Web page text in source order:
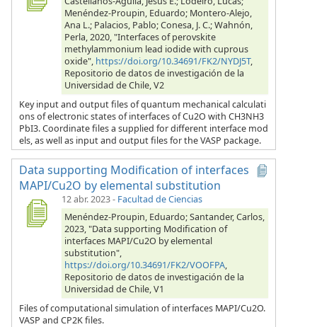
Menéndez-Proupin, Eduardo; Montero-Alejo,
Ana L.; Palacios, Pablo; Conesa, J. C.; Wahnón,
Perla, 2020, "Interfaces of perovskite
methylammonium lead iodide with cuprous
oxide", https://doi.org/10.34691/FK2/NYDJ5T,
Repositorio de datos de investigación de la
Universidad de Chile, V2
Key input and output files of quantum mechanical calculati
ons of electronic states of interfaces of Cu2O with CH3NH3
PbI3. Coordinate files a supplied for different interface mod
els, as well as input and output files for the VASP package.
Data supporting Modification of interfaces
MAPI/Cu2O by elemental substitution
12 abr. 2023- Facultad de Ciencias
Menéndez-Proupin, Eduardo; Santander, Carlos,
2023, "Data supporting Modification of
interfaces MAPI/Cu2O by elemental
substitution",
https://doi.org/10.34691/FK2/VOOFPA,
Repositorio de datos de investigación de la
Universidad de Chile, V1
Files of computational simulation of interfaces MAPI/Cu2O.
VASP and CP2K files.